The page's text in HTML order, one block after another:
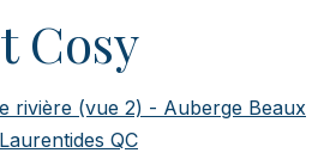
Cosy